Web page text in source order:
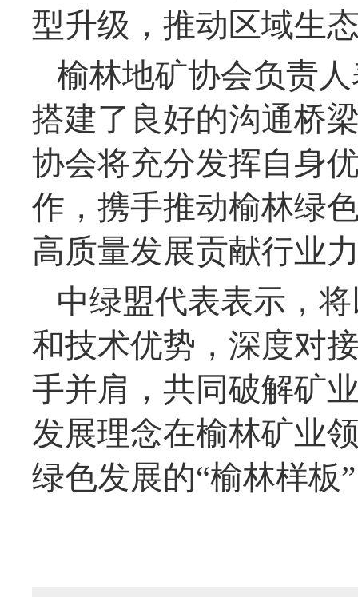
型升级，推动区域生
榆林地矿协会负责
搭建了良好的沟通桥
协会将充分发挥自身
作，携手推动榆林绿
高质量发展贡献行业
中绿盟代表表示，
和技术优势，深度对
手并肩，共同破解矿
发展理念在榆林矿业
绿色发展的“榆林样板